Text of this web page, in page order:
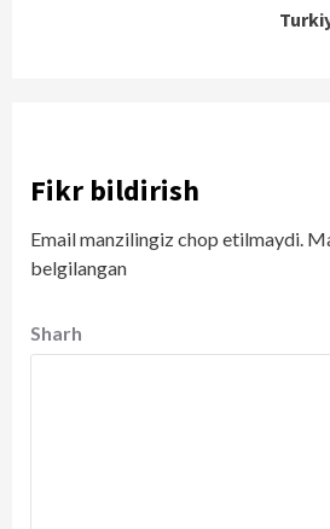
Fikr bildirish
Email manzilingiz chop etilmaydi.
belgilangan
Sharh